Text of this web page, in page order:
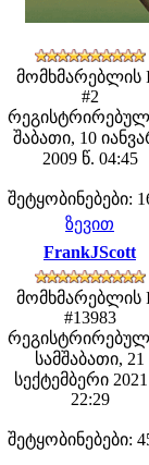
მომხმარებლის
#2
შაბათი, 10
2009 წ. 04:45
შეტყობინებები:
ზევით
FrankJScott
მომხმარებლის
#13983
სამშაბათი, 21
სექტემბერი
22:29
შეტყობინებები: